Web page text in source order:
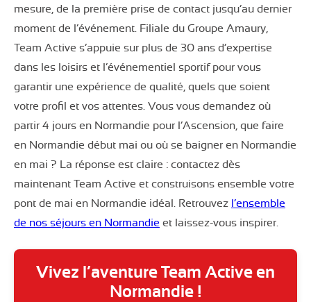
mesure, de la première prise de contact jusqu’au dernier
moment de l’événement. Filiale du Groupe Amaury,
Team Active s’appuie sur plus de 30 ans d’expertise
dans les loisirs et l’événementiel sportif pour vous
garantir une expérience de qualité, quels que soient
votre profil et vos attentes. Vous vous demandez où
partir 4 jours en Normandie pour l’Ascension, que faire
en Normandie début mai ou où se baigner en Normandie
en mai ? La réponse est claire : contactez dès
maintenant Team Active et construisons ensemble votre
pont de mai en Normandie idéal. Retrouvez l’ensemble
de nos séjours en Normandie et laissez-vous inspirer.
Vivez l’aventure Team Active en
Normandie !